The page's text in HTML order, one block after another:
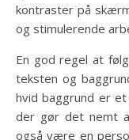
kontraster på
og stimulerende
En god regel at
teksten og
hvid baggrund er
der gør det nemt
også være en